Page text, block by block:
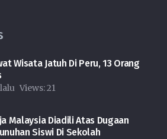
Wisata Jatuh Di Peru, 13 Orang
Views:21
Malaysia Diadili Atas Dugaan
Siswi Di Sekolah